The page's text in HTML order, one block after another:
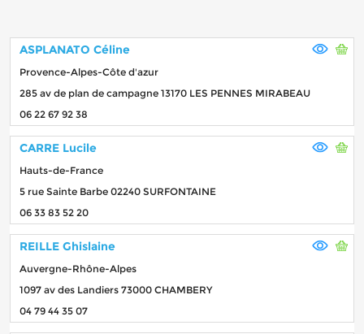
ASPLANATO Céline
Provence-Alpes-Côte d'azur
285 av de plan de campagne 13170 LES PENNES MIRABEAU
06 22 67 92 38
CARRE Lucile
Hauts-de-France
5 rue Sainte Barbe 02240 SURFONTAINE
06 33 83 52 20
REILLE Ghislaine
Auvergne-Rhône-Alpes
1097 av des Landiers 73000 CHAMBERY
04 79 44 35 07